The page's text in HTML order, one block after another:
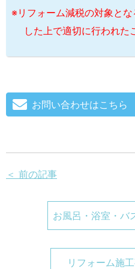
※リフォーム減税の対象と
した上で適切に行われた
お問い合わせはこちら
＜ 前の記事
お風呂・浴室・バ
リフォーム施